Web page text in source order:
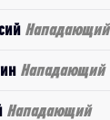
Нападающий
Нападающий
Нападающий